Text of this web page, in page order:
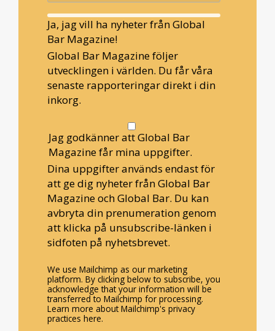
Ja, jag vill ha nyheter från Global
Bar Magazine!
Global Bar Magazine följer
utvecklingen i världen. Du får våra
senaste rapporteringar direkt i din
inkorg.
Jag godkänner att Global Bar
Magazine får mina uppgifter.
Dina uppgifter används endast för
att ge dig nyheter från Global Bar
Magazine och Global Bar. Du kan
avbryta din prenumeration genom
att klicka på unsubscribe-länken i
sidfoten på nyhetsbrevet.
We use Mailchimp as our marketing
platform. By clicking below to subscribe, you
acknowledge that your information will be
transferred to Mailchimp for processing.
Learn more about Mailchimp's privacy
practices here.